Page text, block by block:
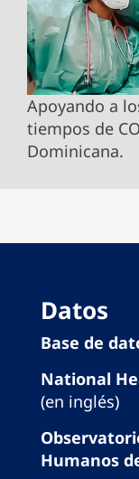
Apoyando a
tiempos de
Dominicana.
Datos
Base de
National
(en inglés)
Humanos